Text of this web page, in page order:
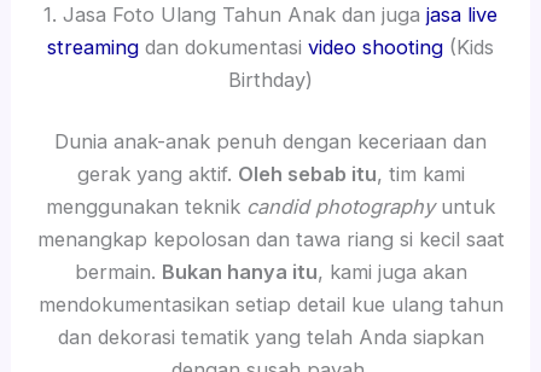
1. Jasa Foto Ulang Tahun Anak dan juga jasa live
streaming dan dokumentasi video shooting (Kids
Birthday)
Dunia anak-anak penuh dengan keceriaan dan
gerak yang aktif. Oleh sebab itu, tim kami
menggunakan teknik candid photographyuntuk
menangkap kepolosan dan tawa riang si kecil saat
bermain. Bukan hanya itu, kami juga akan
mendokumentasikan setiap detail kue ulang tahun
dan dekorasi tematik yang telah Anda siapkan